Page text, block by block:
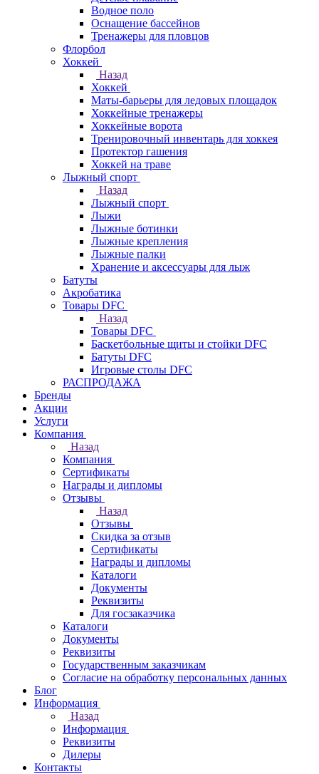
Водное поло
Оснащение бассейнов
Тренажеры для пловцов
Флорбол
Хоккей
Назад
Хоккей
Маты-барьеры для ледовых площадок
Хоккейные тренажеры
Хоккейные ворота
Тренировочный инвентарь для хоккея
Протектор гашения
Хоккей на траве
Лыжный спорт
Назад
Лыжный спорт
Лыжи
Лыжные ботинки
Лыжные крепления
Лыжные палки
Хранение и аксессуары для лыж
Батуты
Акробатика
Товары DFC
Назад
Товары DFC
Баскетбольные щиты и стойки DFC
Батуты DFC
Игровые столы DFC
РАСПРОДАЖА
Бренды
Акции
Услуги
Компания
Назад
Компания
Сертификаты
Награды и дипломы
Отзывы
Назад
Отзывы
Скидка за отзыв
Сертификаты
Награды и дипломы
Каталоги
Документы
Реквизиты
Для госзаказчика
Каталоги
Документы
Реквизиты
Государственным заказчикам
Согласие на обработку персональных данных
Блог
Информация
Назад
Информация
Реквизиты
Дилеры
Контакты